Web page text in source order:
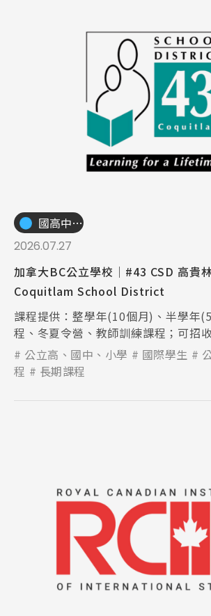
國高中小學校
2026.07.27
加拿大BC公立學校│#43 CSD 高貴
Coquitlam School District
課程提供：整學年(10個月)、半學年
程、冬夏令營、教師訓練課程；可招
園-12年級(K-12)
公立高、國中、小學 國際學生
程
長期課程